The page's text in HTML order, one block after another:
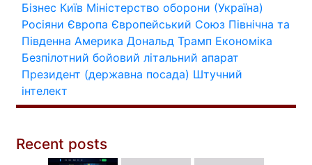
Бізнес Київ Міністерство оборони (Україна)
Росіяни Європа Європейський Союз Північна та
Південна Америка Дональд Трамп Економіка
Безпілотний бойовий літальний апарат
Президент (державна посада) Штучний
інтелект
Recent posts